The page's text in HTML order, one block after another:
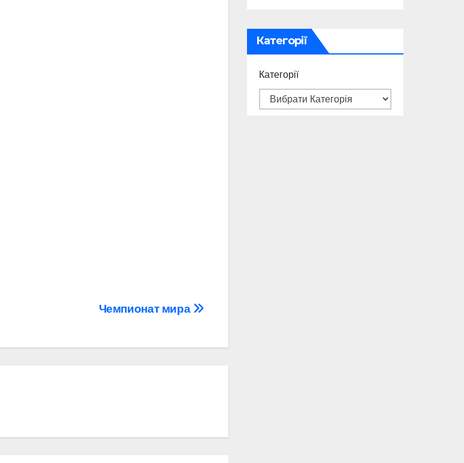
Чемпионат мира
Категорії
Категорії